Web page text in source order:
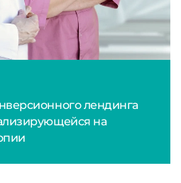
лендинга
на